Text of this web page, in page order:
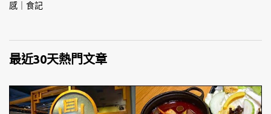
感｜食記
最近30天熱門文章